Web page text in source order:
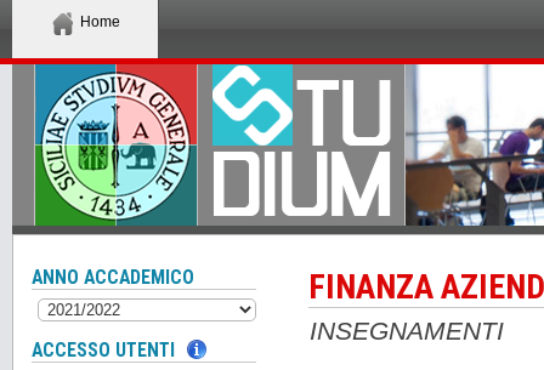
Home
FINANZA
INSEGNAMENTI
ANNO ACCADEMICO
ACCESSO UTENTI